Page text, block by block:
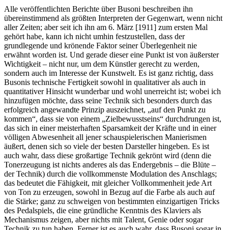
Alle veröffentlichten Berichte über Busoni beschreiben ihn
übereinstimmend als größten Interpreten der Gegenwart, wenn nicht
aller Zeiten; aber seit ich ihn am 6. März [1911] zum ersten Mal
gehört habe, kann ich nicht umhin festzustellen, dass der
grundlegende und krönende Faktor seiner Überlegenheit nie
erwähnt worden ist. Und gerade dieser eine Punkt ist von äußerster
Wichtigkeit – nicht nur, um dem Künstler gerecht zu werden,
sondern auch im Interesse der Kunstwelt. Es ist ganz richtig, dass
Busonis technische Fertigkeit sowohl in qualitativer als auch in
quantitativer Hinsicht wunderbar und wohl unerreicht ist; wobei ich
hinzufügen möchte, dass seine Technik sich besonders durch das
erfolgreich angewandte Prinzip auszeichnet, „auf den Punkt zu
kommen“, dass sie von einem „Zielbewusstseins“ durchdrungen ist,
das sich in einer meisterhaften Sparsamkeit der Kräfte und in einer
völligen Abwesenheit all jener schauspielerischen Manierismen
äußert, denen sich so viele der besten Darsteller hingeben. Es ist
auch wahr, dass diese großartige Technik gekrönt wird (denn die
Tonerzeugung ist nichts anderes als das Endergebnis – die Blüte –
der Technik) durch die vollkommenste Modulation des Anschlags;
das bedeutet die Fähigkeit, mit gleicher Vollkommenheit jede Art
von Ton zu erzeugen, sowohl in Bezug auf die Farbe als auch auf
die Stärke; ganz zu schweigen von bestimmten einzigartigen Tricks
des Pedalspiels, die eine gründliche Kenntnis des Klaviers als
Mechanismus zeigen, aber nichts mit Talent, Genie oder sogar